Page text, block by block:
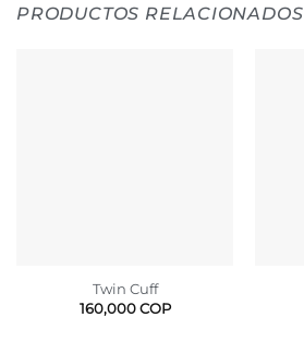
PRODUCTOS RELACIONADOS
Twin Cuff
160,000COP